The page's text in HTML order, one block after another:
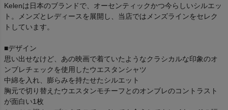
Kelenは日本のブランドで、オーセンティックかつ今らしいシルエッ
ト。メンズとレディースを展開し、当店ではメンズラインをセレク
トしています。
■デザイン
思い出せなけど、あの映画で着ていたようなクラシカルな印象のオ
ンブレチェックを使用したウエスタンシャツ
中綿を入れ、膨らみを持たせたシルエット
胸元で切り替えたウエスタンモチーフとのオンブレのコントラスト
が面白い1枚